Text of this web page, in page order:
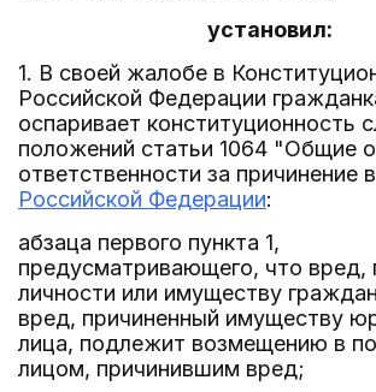
установил:
1. В своей жалобе в
Российской Федерации
оспаривает конституционность
положений статьи 1064 "Общие
ответственности за причинение
Российской Федерации:
абзаца первого пункта 1,
предусматривающего, что вред,
личности или имуществу
вред, причиненный имуществу
лица, подлежит возмещению в
лицом, причинившим вред;